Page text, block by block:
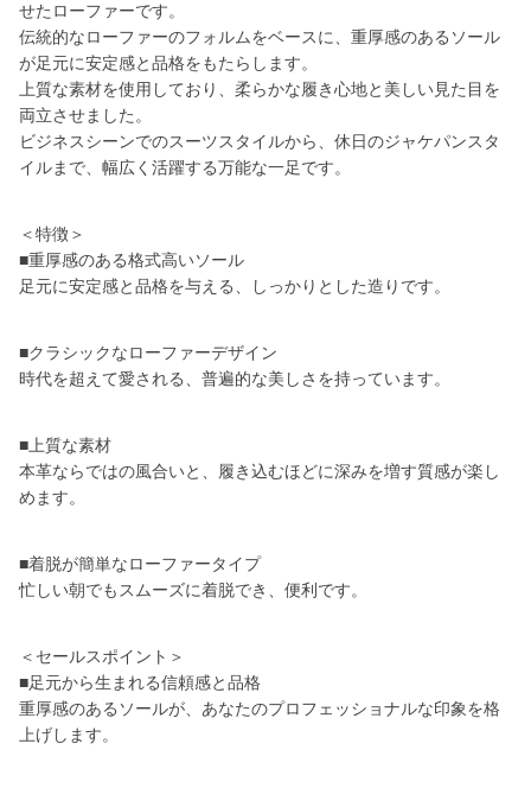
せたローファーです。
伝統的なローファーのフォルムをベースに、重厚感のあるソール
が足元に安定感と品格をもたらします。
上質な素材を使用しており、柔らかな履き心地と美しい見た目を
両立させました。
ビジネスシーンでのスーツスタイルから、休日のジャケパンスタ
イルまで、幅広く活躍する万能な一足です。
＜特徴＞
■重厚感のある格式高いソール
足元に安定感と品格を与える、しっかりとした造りです。
■クラシックなローファーデザイン
時代を超えて愛される、普遍的な美しさを持っています。
■上質な素材
本革ならではの風合いと、履き込むほどに深みを増す質感が楽し
めます。
■着脱が簡単なローファータイプ
忙しい朝でもスムーズに着脱でき、便利です。
＜セールスポイント＞
■足元から生まれる信頼感と品格
重厚感のあるソールが、あなたのプロフェッショナルな印象を格
上げします。